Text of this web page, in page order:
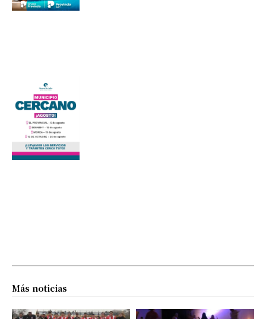
Más noticias